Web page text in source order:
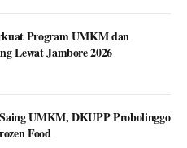
Program UMKM dan
Lewat Jambore 2026
UMKM, DKUPP Probolinggo
Food